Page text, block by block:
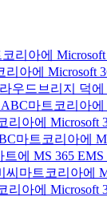
리아에
아에 Microsoft
우드브리지 덕
마트코리아
아에 Microsoft
마트코리아에
에 MS 365
마트코리아에
아에 Microsoft